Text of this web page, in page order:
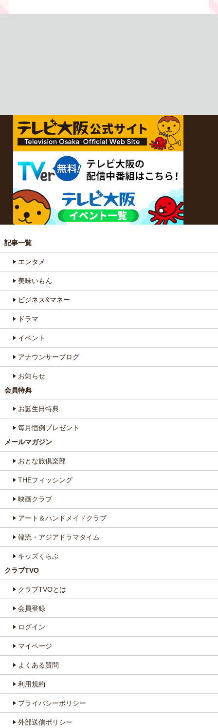
記事一覧
エンタメ
美味いもん
ビジネス&マネー
ドラマ
イベント
アナウンサーブログ
お知らせ
会員特典
お誕生日特典
毎月恒例プレゼント
メールマガジン
おとな旅倶楽部
THEフィッシング
映画クラブ
アート＆ハンドメイドクラブ
韓流・アジアドラマタイム
キッズくらぶ
クラブTVO
クラブTVOとは
会員登録
ログイン
マイページ
よくある質問
利用規約
プライバシーポリシー
外部送信ポリシー